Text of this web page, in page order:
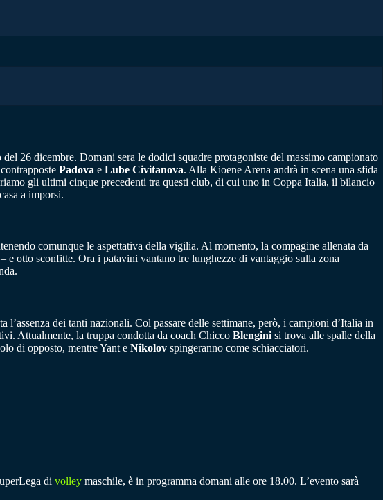
26 dicembre. Domani sera le dodici squadre protagoniste del massimo campionato
Padova e Lube Civitanova. Alla Kioene Arena andrà in scena una sfida
gli ultimi cinque precedenti tra questi club, di cui uno in Coppa Italia, il bilancio
a imporsi.
comunque le aspettativa della vigilia. Al momento, la compagine allenata da
otto sconfitte. Ora i patavini vantano tre lunghezze di vantaggio sulla zona
dei tanti nazionali. Col passare delle settimane, però, i campioni d’Italia in
Attualmente, la truppa condotta da coach Chicco Blengini si trova alle spalle della
di opposto, mentre Yant e Nikolov spingeranno come schiacciatori.
di volley maschile, è in programma domani alle ore 18.00. L’evento sarà